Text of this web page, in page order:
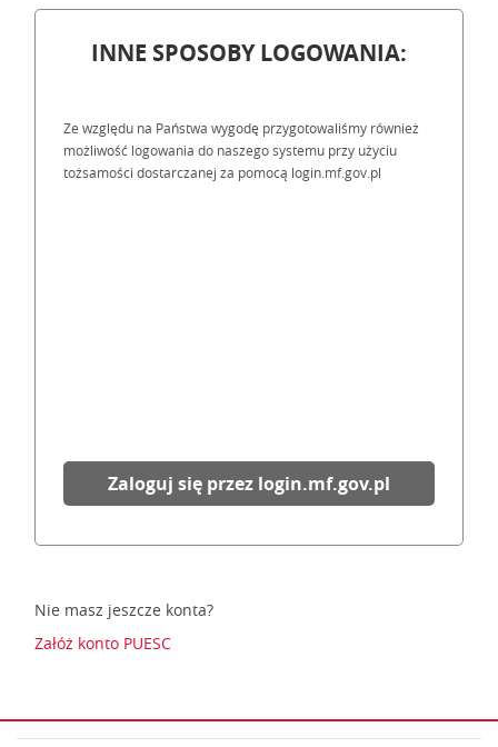
INNE SPOSOBY LOGOWANIA:
Ze względu na Państwa wygodę przygotowaliśmy również
możliwość logowania do naszego systemu przy użyciu
tożsamości dostarczanej za pomocą login.mf.gov.pl
Zaloguj się przez login.mf.gov.pl
Nie masz jeszcze konta?
Załóż konto PUESC